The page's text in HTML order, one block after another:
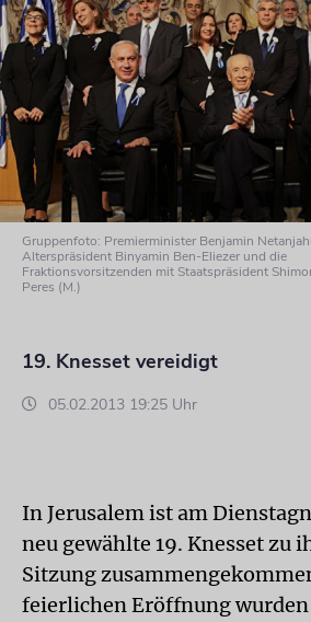
Gruppenfoto: Premierminister Benjamin
Alterspräsident Binyamin Ben-Eliezer und die
Fraktionsvorsitzenden mit Staatspräsident
Peres (M.)
19. Knesset vereidigt
05.02.2013 19:25 Uhr
In Jerusalem ist am
neu gewählte 19. Knesset zu
Sitzung
feierlichen Eröffnung